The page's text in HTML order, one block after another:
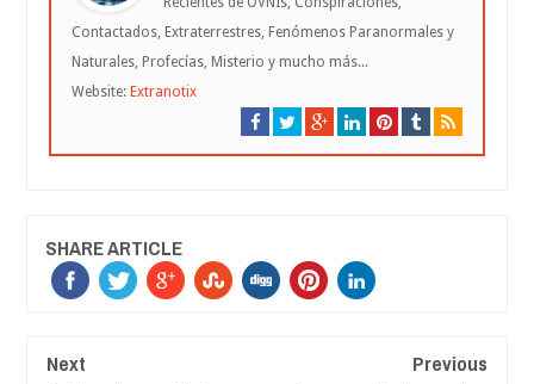
Contactados, Extraterrestres, Fenómenos Paranormales y
Naturales, Profecías, Misterio y mucho más...
Website: Extranotix
SHARE ARTICLE
Next Previous